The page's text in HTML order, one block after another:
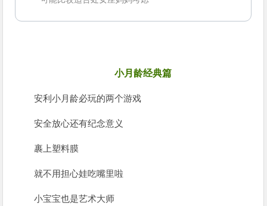
小月龄经典篇
安利小月龄必玩的两个游戏
安全放心还有纪念意义
裹上塑料膜
就不用担心娃吃嘴里啦
小宝宝也是艺术大师